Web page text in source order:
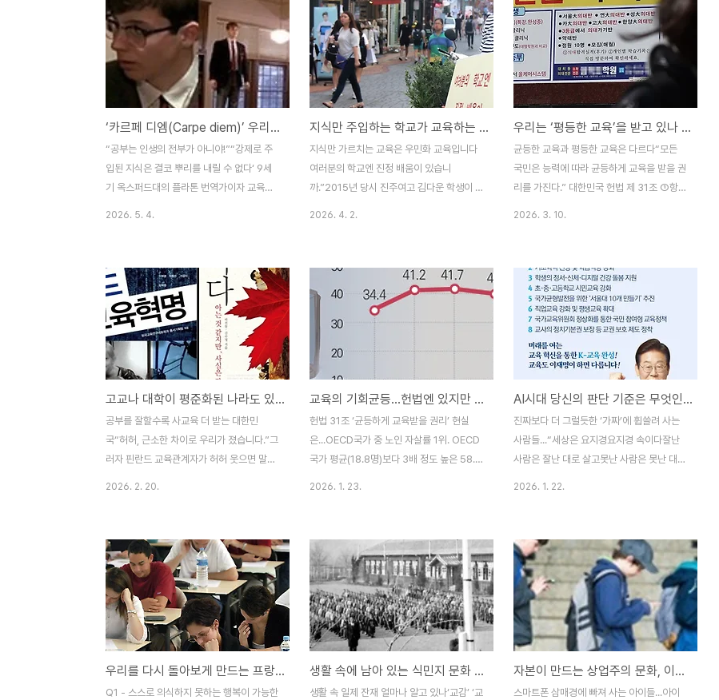
다’는 것을 합의한 ‘보이텔스바흐’원칙이라는
정치교육의 원칙을 만들어 냈다.■ 이재명 대
통령에게 교육개혁 요구교원단체들은 이재명
정부에 “소통과 화합의 리더십으로 교육 현
장을 보호하는 대통령이 돼 달라”고 요구하
고 있다. 전국교직원노동조합(이하 전교조)도
같은 날 보도자료를 통해 이재명 대통령이 공
약으로 제시한 △교육 불평등 해소 △교권
보호 강화 △교사 정치기본권 보장 △시민교
육 강화 등의 체계적 정책..
람을 착한 사람이라고 한다. 농업사회에서는
그런 사람이 좋은 사람일 수도 있다. 그런데
오늘날같이 ‘눈뜨고도 코 베어 갈 세상’에 착
한 사람은 좋기만 사람일까?신약성서(마태
5:39)를 보면 “악한 사람에게 대항하지 마십
시오. 누구든지 당신의 오른뺨을 때리거든,
그에게 다른 뺨마저 돌려대십시오.”라는 구절
이 있다. 악한 마음을 품은 사람이 뺨을 때리
는데 그 사람의 화가 풀릴 때까지 계속 맞아
주라는 뜻..
모든 국민은 성별, 종교, 신념, 인종, 사회적
신분, 경제적 지위 또는 신체적 조건 등을 이
유로 교육에서 차별을 받지 아니한다.”고 했
으며 교육기본법 제 4조 ②항은 “국가와 지
방자치단체는 학습자가 평등하게 교육을 받
을 수 있도록 지역 간의 교원 수급 등 교육 여
건 격차를 최소화하는 시책을 마련하여 시행
하여야 한다.”고 명시하고 있다.■ 공정한 경
쟁이 가능한 사회인가민요를 잘하는 사람, 트
로트를 잘..
‘카르페 디엠(Carpe diem)’ 우리는 왜 못하나?
“공부는 인생의 전부가 아니야!”“강제로 주
입된 지식은 결코 뿌리를 내릴 수 없다‘ 9세
기 옥스퍼드대의 플라톤 번역가이자 교육자
르페 디엠(Carpe diem)’이라고 가르친다.
숨조차 제대로 쉬기 어려운 형식주의 교육,
거기다 격식과 통제로 권력과 자본이 원하는
인간을 만들겠다는 기득권 세력을 향해 던진
메시지 ‘카르페 디엠!’ 명문대학이 만든 폭력
에 대한 도전장, 키팅선생은 ‘현재 이 순간’을
빼앗는 교육이 왜 나쁜지를 학생들에게 가르
쳐 깨우치게 한다.■ 내일을 위해 오늘을 포
기하라...는 교육은 교육 아니다 ‘보장할 수
없..
2026. 5. 4.
지식만 주입하는 학교가 교육하는 곳인가
지식만 가르치는 교육은 우민화 교육입니다
여러분의 학교엔 진정 배움이 있습니
까.”2015년 당시 진주여고 김다운 학생이 자
북에 “나는 꼭두각시가 아니다”, “자식의 재
능은 무시한 채 1등만을 강요하는 부모님께,
1등만을 강요하게 만들고 제대로 된 교육은
실시하지 않는 국가에게, 주입식 교육으로 학
생들의 사고를 굳히면서 창의적 인재 운운하
는 학교와 국가의 모순을 고발한다.”고 썼다.
김다운 학생의 고발을 교사들은 어떻게 받아
들이까? 눈에 넣어도 아프지 않은 자식을 양
육하는 이 땅의 부모들, 내일의 주인공이 될
2세들의 교육을 맡고 있..
2026. 4. 2.
우리는 ‘평등한 교육’을 받고 있나 ‘균등한 교육’을 받고 있나
균등한 교육과 평등한 교육은 다르다“모든
국민은 능력에 따라 균등하게 교육을 받을 권
리를 가진다.” 대한민국 헌법 제 31조 ①항이
제16조에는 “모든 국민은 균등하게 교육을
받을 권리가 있다. 적어도 초등교육은 의무적
이며 무상으로 한다. 모든 교육기관은 국가의
감독을 받으며 교육제도는 법률로써 정한
다.”고 했다. 이러한 ‘모든 국민의 균등하게
교육받을 권리’는 1962년 12월 26일, 박정
희가 5·16군사쿠데타 이후 제 5차개헌 헌법
에서부터 ‘능력에 따라…’가 삽입된다. 쿠데타
세력들은 국회가 해산된 상황에서 절차적 하
자를 은..
2026. 3. 10.
고교나 대학이 평준화된 나라도 있어요
공부를 잘할수록 사교육 더 받는 대한민
국“허허, 근소한 차이로 우리가 졌습니다.”그
러자 핀란드 교육관계자가 허허 웃으면 말했
가 핀란드에게 진 후 나눈 이 대화는 이제 모
르는 이가 없을 정도다. 나이, 성별, 경제력,
사회적 지위에 관계없이 누구에게나 공평하
게 교육기회가 주어지고, 대학까지 공부만 하
고 싶으면 누구나 무상교육이 가능한 나라,
경쟁은 있어도 등수가 없고 시험은 있어도 서
열을 매기지 않는 나라, 대학 서열이 없으니
사교육도 없는 나라... 핀란드다.■ 캐나다 교
2026. 2. 20.
교육의 기회균등...헌법엔 있지만 현실엔 없다
헌법 31조 ‘균등하게 교육받을 권리’ 현실
은...OECD국가 중 노인 자살률 1위. OECD
국가 평균(18.8명)보다 3배 정도 높은 58.6
때문에 자살을 하다니… ‘모든 국민은 인간으
로서의 존엄과 가치를 가지며, 행복을 추구할
권리’를 가진다는데, 그것도 ‘국가가 보장할
의무를 진다’고 했는데… 복지정책의 사각지
대에 놓여 사는 노인들은 왜 국가가 보장하는
행복추구권을 누리지 못하고 있을까?“노인
이 없으면 이웃집에서 빌려 오라” 덴마크의
속담이다. 아프리카의 어떤 나라에는 ‘한 명
2026. 1. 23.
AI시대 당신의 판단 기준은 무엇인가?
진짜보다 더 그럴듯한 ‘가짜’에 휩쓸려 사는
사람들...“세상은 요지경요지경 속이다잘난
사람은 잘난 대로 살고못난 사람은 못난 대로
히트를 친 '세상은 요지경' 가사의 일부다. 지
금 우리는 진짜보다 더 그럴듯한 ‘가짜’에 둘
러싸여 살고 있다. 살 만큼 산 사람들이야 제
갈 길만 가면 되겠지만, 가치관이 형성되지
않은 청소년의 경우 문제는 심각하다. 지뢰밭
을 살고 있는 청소년들… 게임에 빠지고 유혹
에 넘어가 삶을 포기하거나 범법자가 되어 인
생을 망친 아이들도 수없이 많다. 하고 싶은
2026. 1. 22.
우리를 다시 돌아보게 만드는 프랑스 고졸 자격 시험문제 바칼로레아(Baccalauréat)
Q1 - 스스로 의식하지 못하는 행복이 가능한
생활 속에 남아 있는 식민지 문화 왜 청산 못하나
생활 속 일제 잔재 얼마나 알고 있나‘교감’ ‘교
자본이 만드는 상업주의 문화, 이대로 둘 것인가
스마트폰 삼매경에 빠져 사는 아이들...아이